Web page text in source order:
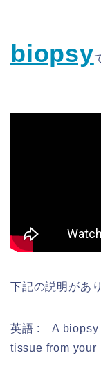
biopsy
下記の説明があ
英語 : A biopsy
tissue from your